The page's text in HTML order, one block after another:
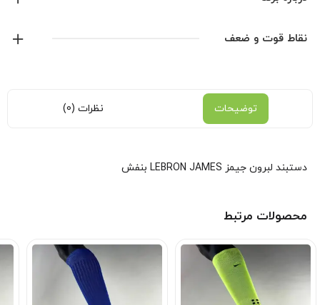
نایک
نقاط قوت و ضعف
توضیحات نظرات (0)
دستبند لبرون جیمز LEBRON JAMES بنفش
محصولات مرتبط